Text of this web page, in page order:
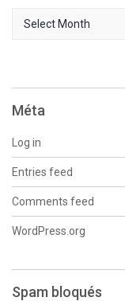
Méta
Log in
Entries feed
Comments feed
WordPress.org
Spam bloqués